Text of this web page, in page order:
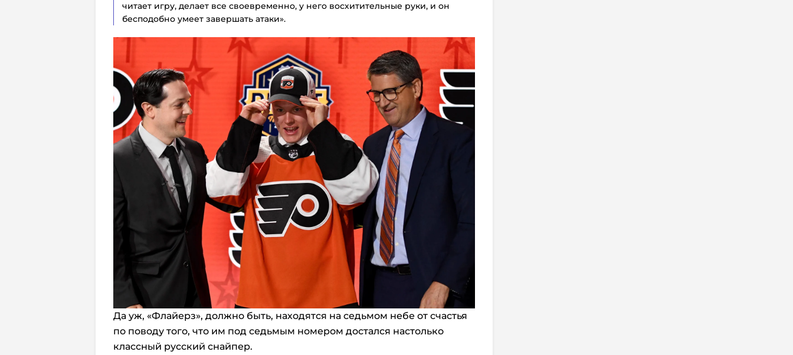
читает игру, делает все своевременно, у него восхитительные руки, и он
бесподобно умеет завершать атаки».
Да уж, «Флайерз», должно быть, находятся на седьмом небе от счастья
по поводу того, что им под седьмым номером достался настолько
классный русский снайпер.